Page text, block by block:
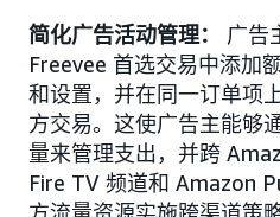
简化广告活动管理：
广告
Freevee 首选交易中添加
和设置，并在同一订单项
方交易。这使广告主能够
量来管理支出，并跨
Fire TV 频道和 Amazon